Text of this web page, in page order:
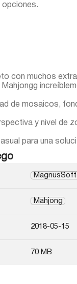
opciones.
con muchos
de mosaicos,
y nivel de
para una
MagnusSoft
Mahjong
2018-05-15
70 MB